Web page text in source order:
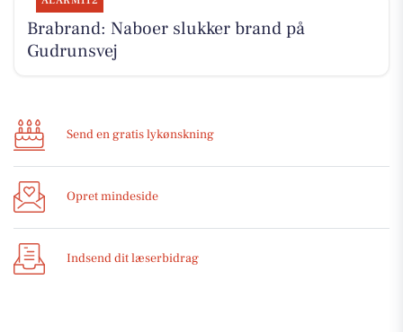
Brabrand: Naboer slukker brand på
Gudrunsvej
Send en gratis lykønskning
Opret mindeside
Indsend dit læserbidrag